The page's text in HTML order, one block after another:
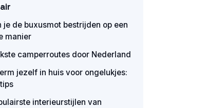
je de buxusmot bestrijden op een
manier
camperroutes door Nederland
jezelf in huis voor ongelukjes:
interieurstijlen van